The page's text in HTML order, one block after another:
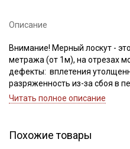
Описание
Внимание! Мерный лоскут -
метража (от 1м), на отрезах
дефекты: вплетения
разряженность из-за сбоя в
загрязнения вдоль кромки и
менеджер для
комментариях к заказу
Читать полное описание
Похожие товары